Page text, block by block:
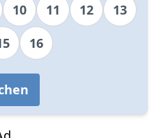
10 11 12
13
16